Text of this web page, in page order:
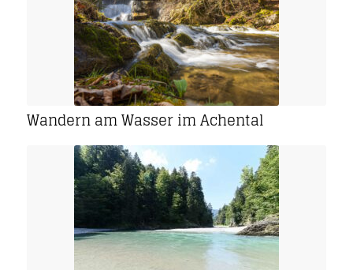
Wandern am Wasser im Achental